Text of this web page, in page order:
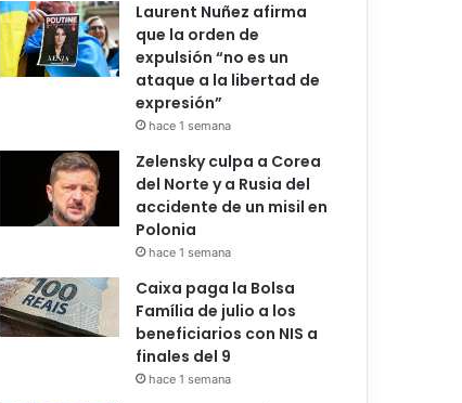
Laurent Nuñez afirma
que la orden de
expulsión “no es un
ataque a la libertad de
expresión”
hace 1 semana
Zelensky culpa a Corea
del Norte y a Rusia del
accidente de un misil en
Polonia
hace 1 semana
Caixa paga la Bolsa
Família de julio a los
beneficiarios con NIS a
finales del 9
hace 1 semana